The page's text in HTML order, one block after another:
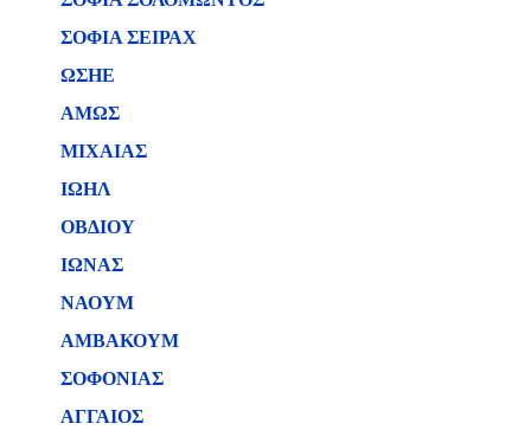
ΣΟΦΙΑ ΣΕΙΡΑΧ
ΩΣΗΕ
ΑΜΩΣ
ΜΙΧΑΙΑΣ
ΙΩΗΛ
ΟΒΔΙΟΥ
ΙΩΝΑΣ
ΝΑΟΥΜ
ΑΜΒΑΚΟΥΜ
ΣΟΦΟΝΙΑΣ
ΑΓΓΑΙΟΣ